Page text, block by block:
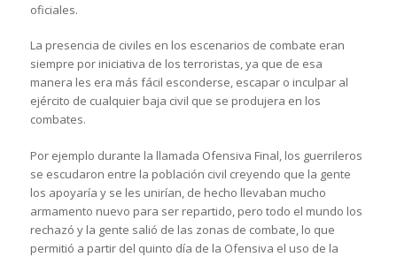
oficiales.
La presencia de civiles en los escenarios de combate eran
siempre por iniciativa de los terroristas, ya que de esa
manera les era más fácil esconderse, escapar o inculpar al
ejército de cualquier baja civil que se produjera en los
combates.
Por ejemplo durante la llamada Ofensiva Final, los guerrileros
se escudaron entre la población civil creyendo que la gente
los apoyaría y se les unirían, de hecho llevaban mucho
armamento nuevo para ser repartido, pero todo el mundo los
rechazó y la gente salió de las zonas de combate, lo que
permitió a partir del quinto día de la Ofensiva el uso de la